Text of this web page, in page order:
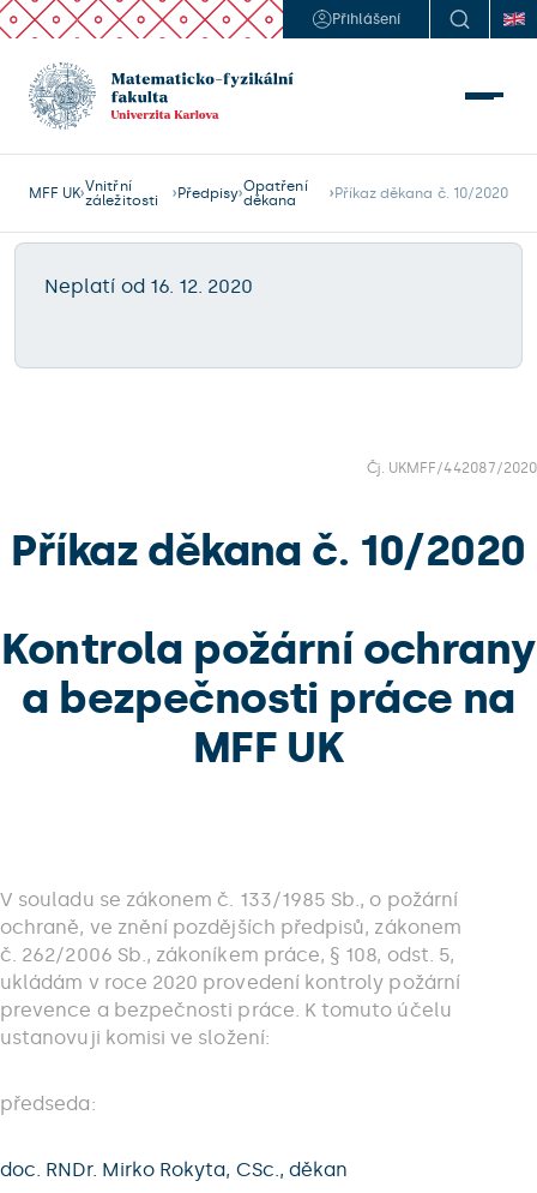
Přihlášení
MFF UK Vnitřní
záležitosti
Předpisy Opatření
děkana
Neplatí od 16. 12. 2020
Čj. UKMFF/442087/2020
Příkaz děkana č. 10/2020
Kontrola požární ochrany
a bezpečnosti práce na
MFF UK
V souladu se zákonem č. 133/1985 Sb., o požární
ochraně, ve znění pozdějších předpisů, zákonem
č. 262/2006 Sb., zákoníkem práce, § 108, odst. 5,
ukládám v roce 2020 provedení kontroly požární
prevence a bezpečnosti práce. K tomuto účelu
ustanovuji komisi ve složení:
předseda:
doc. RNDr. Mirko Rokyta, CSc., děkan